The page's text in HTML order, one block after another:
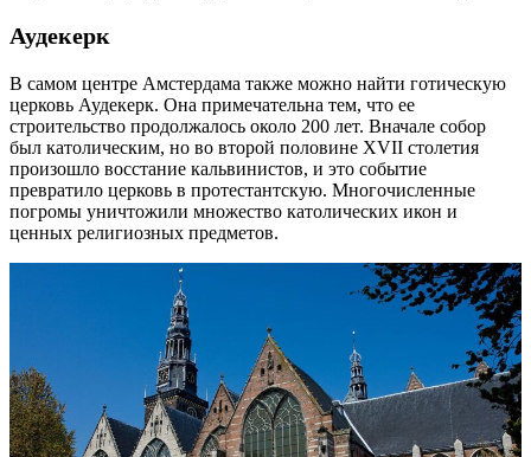
Аудекерк
В самом центре Амстердама также можно найти готическую
церковь Аудекерк. Она примечательна тем, что ее
строительство продолжалось около 200 лет. Вначале собор
был католическим, но во второй половине XVII столетия
произошло восстание кальвинистов, и это событие
превратило церковь в протестантскую. Многочисленные
погромы уничтожили множество католических икон и
ценных религиозных предметов.